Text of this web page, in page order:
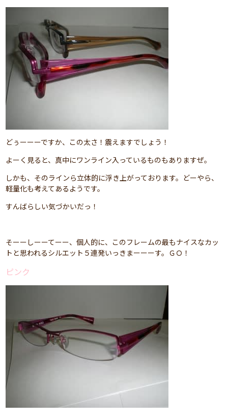
どぅーーーですか、この太さ！震えますでしょう！
よーく見ると、真中にワンライン入っているものもありますぜ。
しかも、そのラインら立体的に浮き上がっております。どーやら、
軽量化も考えてあるようです。
すんばらしい気づかいだっ！
そーーしーーてーー、個人的に、このフレームの最もナイスなカッ
トと思われるシルエット５連発いっきまーーーす。ＧＯ！
ピンク